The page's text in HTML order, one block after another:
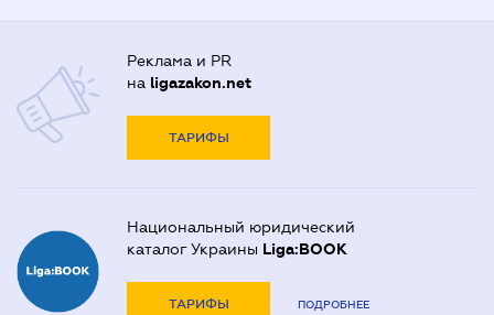
Реклама и PR
на ligazakon.net
ТАРИФЫ
Национальный юридический
каталог Украины Liga:BOOK
ТАРИФЫ ПОДРОБНЕЕ